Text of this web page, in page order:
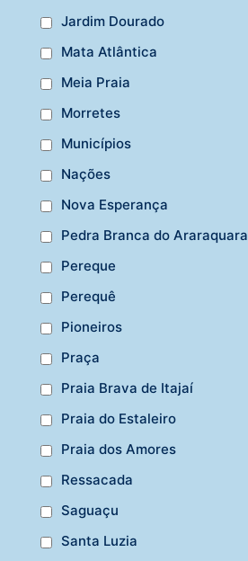
Jardim Dourado
Mata Atlântica
Meia Praia
Morretes
Municípios
Nações
Nova Esperança
Pedra Branca do Araraquara
Pereque
Perequê
Pioneiros
Praça
Praia Brava de Itajaí
Praia do Estaleiro
Praia dos Amores
Ressacada
Saguaçu
Santa Luzia